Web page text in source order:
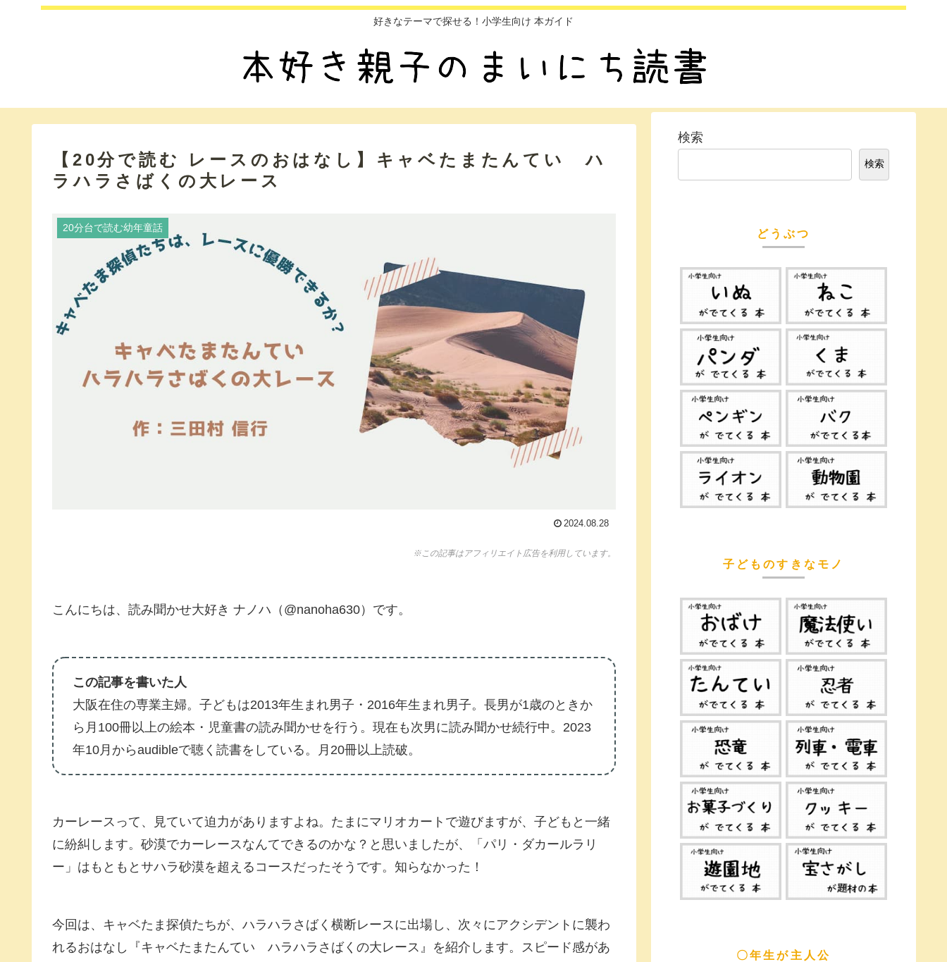
好きなテーマで探せる！小学生向け 本ガイド
【20分で読む レースのおはなし】キャベたまたんてい ハ
ラハラさばくの大レース
20分台で読む幼年童話
2024.08.28
※この記事はアフィリエイト広告を利用しています。
こんにちは、読み聞かせ大好き ナノハ（@nanoha630）です。
この記事を書いた人
大阪在住の専業主婦。子どもは2013年生まれ男子・2016年生まれ男子。長男が1歳のときか
ら月100冊以上の絵本・児童書の読み聞かせを行う。現在も次男に読み聞かせ続行中。2023
年10月からaudibleで聴く読書をしている。月20冊以上読破。
カーレースって、見ていて迫力がありますよね。たまにマリオカートで遊びますが、子どもと一緒
に紛糾します。砂漠でカーレースなんてできるのかな？と思いましたが、「パリ・ダカールラリ
ー」はもともとサハラ砂漠を超えるコースだったそうです。知らなかった！
今回は、キャベたま探偵たちが、ハラハラさばく横断レースに出場し、次々にアクシデントに襲わ
れるおはなし『キャベたまたんてい ハラハラさばくの大レース』を紹介します。スピード感があ
検索
検索
どうぶつ
子どものすきなモノ
〇年生が主人公